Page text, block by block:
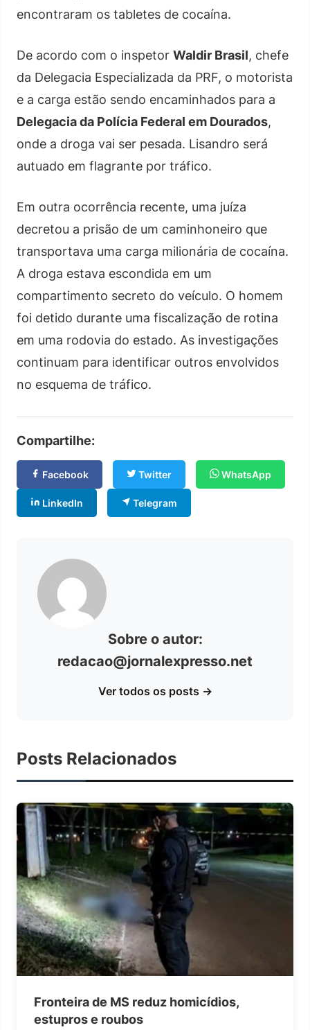
encontraram os tabletes de cocaína.
De acordo com o inspetor Waldir Brasil, chefe
da Delegacia Especializada da PRF, o motorista
e a carga estão sendo encaminhados para a
Delegacia da Polícia Federal em Dourados,
onde a droga vai ser pesada. Lisandro será
autuado em flagrante por tráfico.
Em outra ocorrência recente, uma juíza
decretou a prisão de um caminhoneiro que
transportava uma carga milionária de cocaína.
A droga estava escondida em um
compartimento secreto do veículo. O homem
foi detido durante uma fiscalização de rotina
em uma rodovia do estado. As investigações
continuam para identificar outros envolvidos
no esquema de tráfico.
Compartilhe:
Facebook Twitter WhatsApp
LinkedIn Telegram
Sobre o autor:
redacao@jornalexpresso.net
Ver todos os posts →
Posts Relacionados
Fronteira de MS reduz homicídios,
estupros e roubos